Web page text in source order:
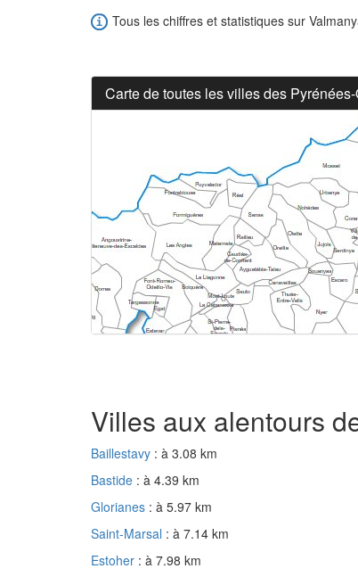
Tous les chiffres et statistiques sur
Carte de toutes les villes des
Villes aux alentours
Baillestavy : à 3.08 km
Bastide : à 4.39 km
Glorianes : à 5.97 km
Saint-Marsal : à 7.14 km
Estoher : à 7.98 km